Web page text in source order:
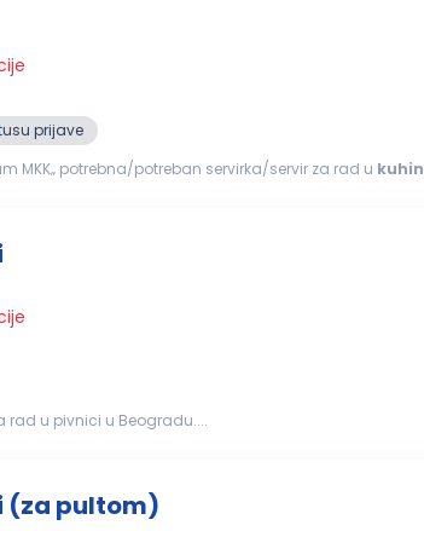
prijave
MKK‚‚ potrebna/potreban servirka/servir za rad u
rad u pivnici u Beogradu....
(za pultom)